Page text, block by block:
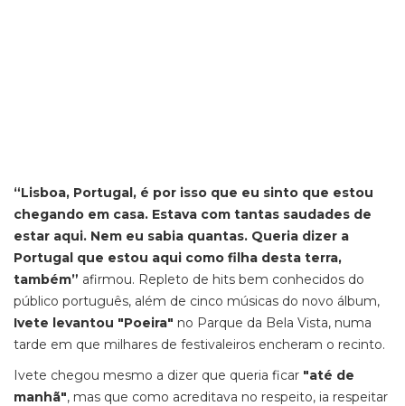
“Lisboa, Portugal, é por isso que eu sinto que estou
chegando em casa. Estava com tantas saudades de
estar aqui. Nem eu sabia quantas. Queria dizer a
Portugal que estou aqui como filha desta terra,
também” afirmou. Repleto de hits bem conhecidos do
público português, além de cinco músicas do novo álbum,
Ivete levantou "Poeira" no Parque da Bela Vista, numa
tarde em que milhares de festivaleiros encheram o recinto.
Ivete chegou mesmo a dizer que queria ficar "até de
manhã", mas que como acreditava no respeito, ia respeitar